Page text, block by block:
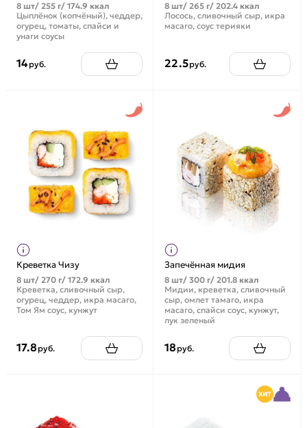
8 шт/ 255 г/ 174.9 ккал
Цыплёнок (копчёный), чеддер,
огурец, томаты, спайси и
унаги соусы
14руб.
8 шт/ 265 г/ 202.4 ккал
Лосось, сливочный сыр, икра
масаго, соус терияки
22.5руб.
Креветка Чизу
8 шт/ 270 г/ 172.9 ккал
Креветка, сливочный сыр,
огурец, чеддер, икра масаго,
Том Ям соус, кунжут
17.8 руб.
Запечённая мидия
8 шт/ 300 г/ 201.8 ккал
Мидии, креветка, сливочный
сыр, омлет тамаго, икра
масаго, спайси соус, кунжут,
лук зеленый
18 руб.